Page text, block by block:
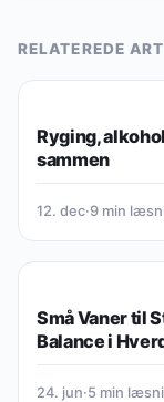
RELATEREDE
Ryging,
sammen
12. dec·9 min
Små Vaner til
Balance i
24. jun·5 min